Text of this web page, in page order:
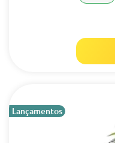
Lançamentos